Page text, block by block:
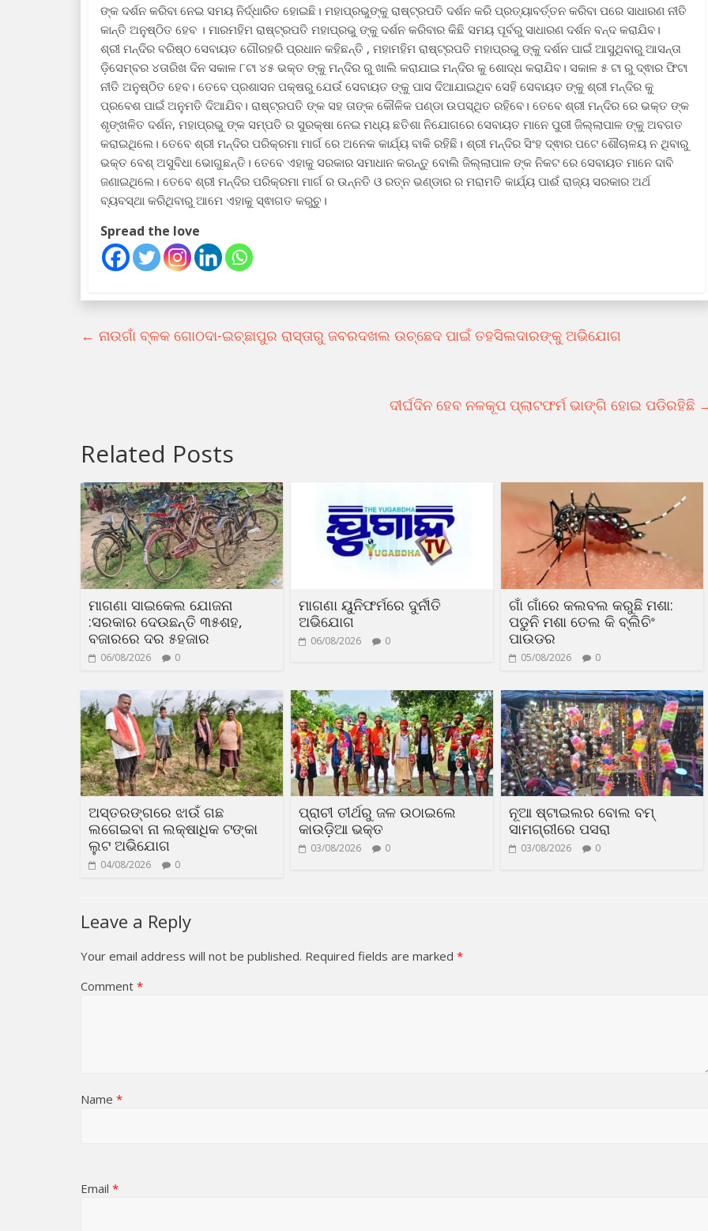
ଙ୍କ ଦର୍ଶନ କରିବା ନେଇ ସମୟ ନିର୍ଦ୍ଧାରିତ ହୋଇଛି। ମହାପ୍ରଭୁଙ୍କୁ ରାଷ୍ଟ୍ରପତି ଦର୍ଶନ କରି ପ୍ରତ୍ୟାବର୍ତ୍ତନ କରିବା ପରେ ସାଧାରଣ ନୀତି
କାନ୍ତି ଅନୁଷ୍ଠିତ ହେବ । ମାରମହିମ ରାଷ୍ଟ୍ରପତି ମହାପ୍ରଭୁ ଙ୍କୁ ଦର୍ଶନ କରିବାର କିଛି ସମୟ ପୂର୍ବରୁ ସାଧାରଣ ଦର୍ଶନ ବନ୍ଦ କରାଯିବ।
ଶ୍ରୀ ମନ୍ଦିର ବରିଷ୍ଠ ସେବାୟତ ଗୌରହରି ପ୍ରଧାନ କହିଛନ୍ତି , ମହାମହିମ ରାଷ୍ଟ୍ରପତି ମହାପ୍ରଭୁ ଙ୍କୁ ଦର୍ଶନ ପାଇଁ ଆସୁଥିବାରୁ ଆସନ୍ତା
ଡ଼ିସେମ୍ବର ୪ତାରିଖ ଦିନ ସକାଳ ୮ଟା ୪୫ ଭକ୍ତ ଙ୍କୁ ମନ୍ଦିର ରୁ ଖାଲି କରାଯାଇ ମନ୍ଦିର କୁ ଶୋଦ୍ଧ କରାଯିବ। ସକାଳ ୫ ଟା ରୁ ଦ୍ଵାର ଫିଟା
ନୀତି ଅନୁଷ୍ଠିତ ହେବ। ତେବେ ପ୍ରଶାସନ ପକ୍ଷରୁ ଯେଉଁ ସେବାୟତ ଙ୍କୁ ପାସ ଦିଆଯାଇଥିବ ସେହି ସେବାୟତ ଙ୍କୁ ଶ୍ରୀ ମନ୍ଦିର କୁ
ପ୍ରବେଶ ପାଇଁ ଅନୁମତି ଦିଆଯିବ। ରାଷ୍ଟ୍ରପତି ଙ୍କ ସହ ତାଙ୍କ କୌଳିକ ପଣ୍ଡା ଉପସ୍ଥିତ ରହିବେ। ତେବେ ଶ୍ରୀ ମନ୍ଦିର ରେ ଭକ୍ତ ଙ୍କ
ଶୃଙ୍ଖଳିତ ଦର୍ଶନ, ମହାପ୍ରଭୁ ଙ୍କ ସମ୍ପତି ର ସୁରକ୍ଷା ନେଇ ମଧ୍ୟ ଛତିଶା ନିଯୋଗରେ ସେବାୟତ ମାନେ ପୁରୀ ଜିଲ୍ଲାପାଳ ଙ୍କୁ ଅବଗତ
କରାଇଥିଲେ। ତେବେ ଶ୍ରୀ ମନ୍ଦିର ପରିକ୍ରମା ମାର୍ଗ ରେ ଅନେକ କାର୍ଯ୍ୟ ବାକି ରହିଛି। ଶ୍ରୀ ମନ୍ଦିର ସିଂହ ଦ୍ଵାର ପଟେ ଶୌଚାଳୟ ନ ଥିବାରୁ
ଭକ୍ତ ବେଶ୍ ଅସୁବିଧା ଭୋଗୁଛନ୍ତି। ତେବେ ଏହାକୁ ସରକାର ସମାଧାନ କରନ୍ତୁ ବୋଲି ଜିଲ୍ଲାପାଳ ଙ୍କ ନିକଟ ରେ ସେବାୟତ ମାନେ ଦାବି
ଜଣାଇଥିଲେ। ତେବେ ଶ୍ରୀ ମନ୍ଦିର ପରିକ୍ରମା ମାର୍ଗ ର ଉନ୍ନତି ଓ ରତ୍ନ ଭଣ୍ଡାର ର ମରାମତି କାର୍ଯ୍ୟ ପାଈଁ ରାଜ୍ୟ ସରକାର ଅର୍ଥ
ବ୍ୟବସ୍ଥା କରିଥିବାରୁ ଆମେ ଏହାକୁ ସ୍ଵାଗତ କରୁଚୁ।
Spread the love
← ନାଉଗାଁ ବ୍ଳକ ଗୋଠଦା-ଇଚ୍ଛାପୁର ରାସ୍ତାରୁ ଜବରଦଖଲ ଉଚ୍ଛେଦ ପାଇଁ ତହସିଲଦାରଙ୍କୁ ଅଭିଯୋଗ
ଦୀର୍ଘଦିନ ହେବ ନଳକୂପ ପ୍ଲାଟଫର୍ମ ଭାଙ୍ଗି ହୋଇ ପଡିରହିଛି
Related Posts
ମାଗଣା ସାଇକେଲ ଯୋଜନା
:ସରକାର ଦେଉଛନ୍ତି ୩୫ଶହ,
ବଜାରରେ ଦର ୫ହଜାର
06/08/2026 0
ମାଗଣା ୟୁନିଫର୍ମରେ ଦୁର୍ନୀତି
ଅଭିଯୋଗ
06/08/2026 0
ଗାଁ ଗାଁରେ କଲବଲ କରୁଛି ମଶା:
ପଡୁନି ମଶା ତେଲ କି ବ୍ଲିଚିଂ
ପାଉଡର
05/08/2026 0
ଅସ୍ତରଙ୍ଗରେ ଝାଉଁ ଗଛ
ଲଗେଇବା ନା ଲକ୍ଷାଧିକ ଟଙ୍କା
ଲୁଟ ଅଭିଯୋଗ
04/08/2026 0
ପ୍ରାଚୀ ତୀର୍ଥରୁ ଜଳ ଉଠାଇଲେ
କାଉଡ଼ିଆ ଭକ୍ତ
03/08/2026 0
ନୂଆ ଷ୍ଟାଇଲର ବୋଲ ବମ୍
ସାମଗ୍ରୀରେ ପସରା
03/08/2026 0
Leave a Reply
Your email address will not be published. Required fields are marked *
Comment *
Name *
Email *